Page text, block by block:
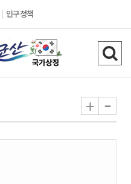
인구정책
검
색
기
+ -